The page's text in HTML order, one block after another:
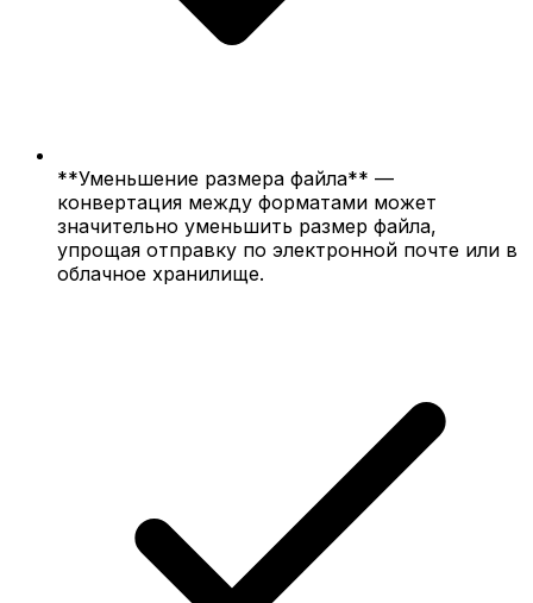
**Уменьшение размера файла** —
конвертация между форматами может
значительно уменьшить размер файла,
упрощая отправку по электронной почте или в
облачное хранилище.